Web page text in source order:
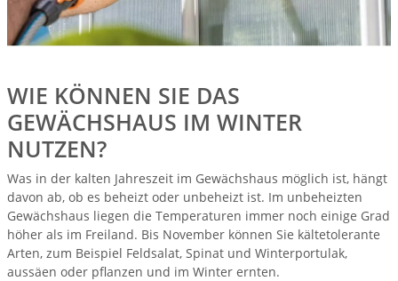
WIE KÖNNEN SIE DAS
GEWÄCHSHAUS IM WINTER
NUTZEN?
Was in der kalten Jahreszeit im Gewächshaus möglich ist, hängt
davon ab, ob es beheizt oder unbeheizt ist. Im unbeheizten
Gewächshaus liegen die Temperaturen immer noch einige Grad
höher als im Freiland. Bis November können Sie kältetolerante
Arten, zum Beispiel Feldsalat, Spinat und Winterportulak,
aussäen oder pflanzen und im Winter ernten.